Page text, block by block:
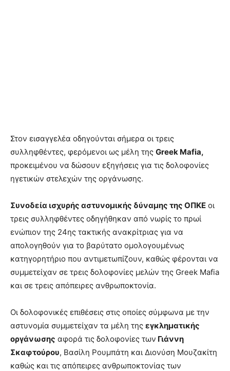
Στον εισαγγελέα οδηγούνται σήμερα οι τρεις
συλληφθέντες, φερόμενοι ως μέλη της Greek Mafia,
προκειμένου να δώσουν εξηγήσεις για τις δολοφονίες
ηγετικών στελεχών της οργάνωσης.
Συνοδεία ισχυρής αστυνομικής δύναμης της ΟΠΚΕ οι
τρεις συλληφθέντες οδηγήθηκαν από νωρίς το πρωί
ενώπιον της 24ης τακτικής ανακρίτριας για να
απολογηθούν για το βαρύτατο ομολογουμένως
κατηγορητήριο που αντιμετωπίζουν, καθώς φέρονται να
συμμετείχαν σε τρεις δολοφονίες μελών της Greek Mafia
και σε τρεις απόπειρες ανθρωποκτονία.
Οι δολοφονικές επιθέσεις στις οποίες σύμφωνα με την
αστυνομία συμμετείχαν τα μέλη της εγκληματικής
οργάνωσης αφορά τις δολοφονίες των Γιάννη
Σκαφτούρου, Βασίλη Ρουμπάτη και Διονύση Μουζακίτη
καθώς και τις απόπειρες ανθρωποκτονίας των